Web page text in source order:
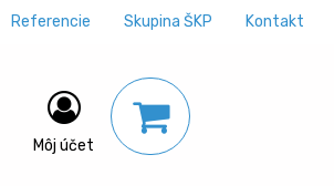
Referencie Skupina ŠKP Kontakt
Môj účet